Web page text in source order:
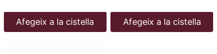
Afegeix a la cistella Afegeix a la cistella